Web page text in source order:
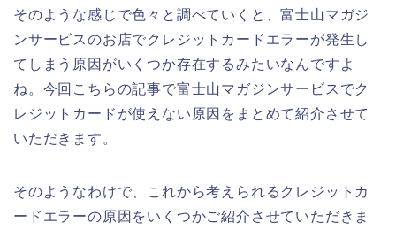
そのような感じで色々と調べていくと、富士山マガジ
ンサービスのお店でクレジットカードエラーが発生し
てしまう原因がいくつか存在するみたいなんですよ
ね。今回こちらの記事で富士山マガジンサービスでク
レジットカードが使えない原因をまとめて紹介させて
いただきます。
そのようなわけで、これから考えられるクレジットカ
ードエラーの原因をいくつかご紹介させていただきま